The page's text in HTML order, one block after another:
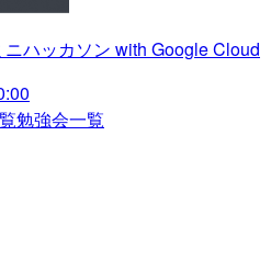
ニハッカソン with Google Cloud
勉強会一覧